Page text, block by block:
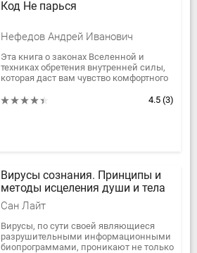
Код Не парься
Нефедов Андрей Иванович
Эта книга о законах Вселенной и
техниках обретения внутренней силы,
которая даст вам чувство комфортного
любой сфере, потому что, если...
4.5 (3)
Вирусы сознания. Принципы и
методы исцеления души и тела
Сан Лайт
Вирусы, по сути своей являющиеся
разрушительными информационными
биопрограммами, проникают не только